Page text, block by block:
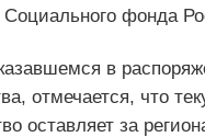
Социального фонда
в
отмечается, что
оставляет за